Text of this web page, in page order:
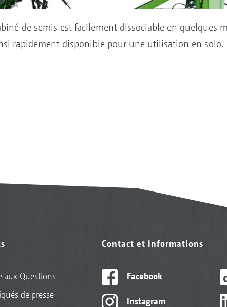
de semis est facilement dissociable en quelques
rapidement disponible pour une utilisation en solo.
aux Questions
de presse
Contact et informations
Facebook
Instagram